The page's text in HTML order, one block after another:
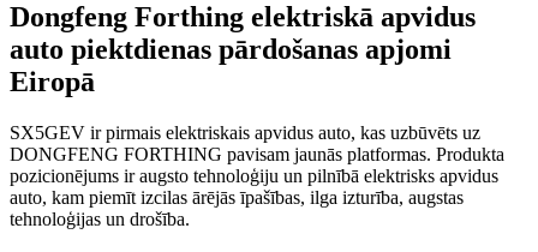
Dongfeng Forthing elektriskā apvidus
auto piektdienas pārdošanas apjomi
Eiropā
SX5GEV ir pirmais elektriskais apvidus auto, kas uzbūvēts uz
DONGFENG FORTHING pavisam jaunās platformas. Produkta
pozicionējums ir augsto tehnoloģiju un pilnībā elektrisks apvidus
auto, kam piemīt izcilas ārējās īpašības, ilga izturība, augstas
tehnoloģijas un drošība.